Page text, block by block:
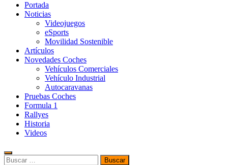
Portada
Noticias
Videojuegos
eSports
Movilidad Sostenible
Artículos
Novedades Coches
Vehículos Comerciales
Vehículo Industrial
Autocaravanas
Pruebas Coches
Formula 1
Rallyes
Historia
Videos
Buscar: